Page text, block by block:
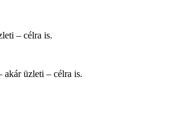
– célra is.
akár üzleti – célra is.